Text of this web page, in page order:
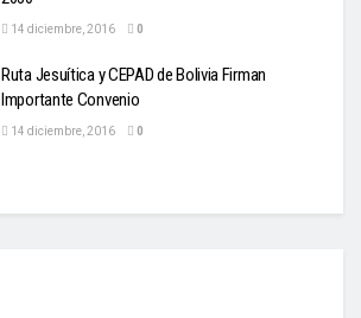
14 diciembre, 2016 0
Ruta Jesuítica y CEPAD de Bolivia Firman
Importante Convenio
14 diciembre, 2016 0